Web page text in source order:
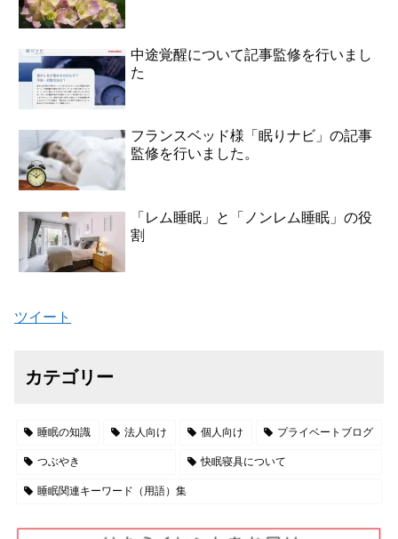
中途覚醒について記事監修を行いまし
た
フランスベッド様「眠りナビ」の記事
監修を行いました。
「レム睡眠」と「ノンレム睡眠」の役
割
ツイート
カテゴリー
睡眠の知識 法人向け 個人向け プライベートブログ
つぶやき 快眠寝具について
睡眠関連キーワード（用語）集